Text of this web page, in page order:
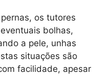
os tutores
bolhas,
a pele, unhas
situações são
facilidade, apesar